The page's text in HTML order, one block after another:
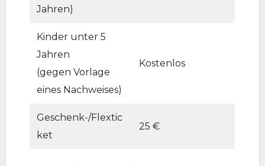
Jahren)
Kinder unter 5
Jahren
(gegen Vorlage
eines Nachweises)
Kostenlos
Geschenk-/Flextic
ket
25 €